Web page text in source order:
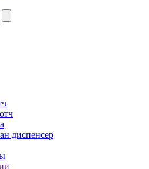
диспенсер